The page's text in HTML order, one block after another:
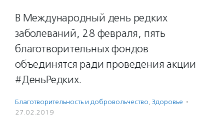
В Международный день редких
заболеваний, 28 февраля, пять
благотворительных фондов
объединятся ради проведения акции
#ДеньРедких.
Благотвори­тель­ность и доброволь­чест­во, Здоровье ·
27.02.2019